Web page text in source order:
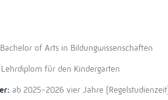
Bachelor of Arts in Bildungwissenschaften
Lehrdiplom für den Kindergarten
ab 2025-2026 vier Jahre